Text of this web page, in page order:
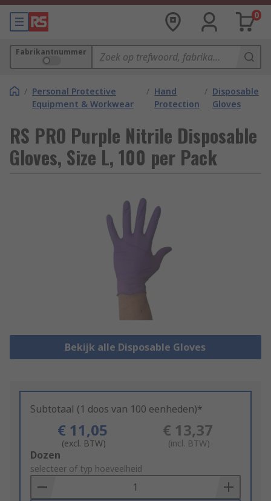
0
Fabrikantnummer
/ Personal Protective
Equipment & Workwear
/ Hand
Protection
/ Disposable
Gloves
RS PRO Purple Nitrile Disposable
Gloves, Size L, 100 per Pack
Bekijk alle Disposable Gloves
Subtotaal (1 doos van 100 eenheden)*
€ 11,05
(excl. BTW)
€ 13,37
(incl. BTW)
Add
to
Basket
Dozen
selecteer of typ hoeveelheid